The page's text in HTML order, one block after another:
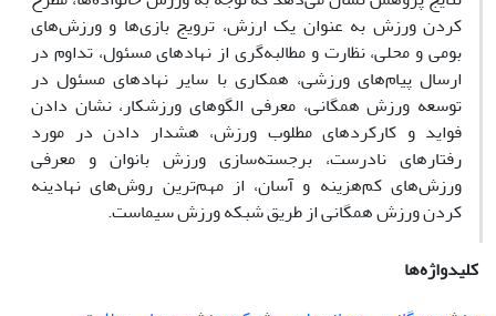
کردن ورزش به عنوان یک ارزش، ترویج بازی‌ها و ورزش‌های
بومی و محلی، نظارت و مطالبه‌گری از نهادهای مسئول، تداوم در
ارسال پیام‌های ورزشی، همکاری با سایر نهادهای مسئول در
توسعه ورزش همگانی،‌ معرفی الگوهای ورزشکار، نشان دادن
فواید و کارکردهای مطلوب ورزش، هشدار دادن در مورد
رفتارهای نادرست، برجسته‌سازی ورزش بانوان و معرفی
ورزش‌های کم‌هزینه و آسان، از مهم‌ترین روش‌های نهادینه
کردن ورزش همگانی از طریق شبکه ورزش سیماست.
کلیدواژه‌ها